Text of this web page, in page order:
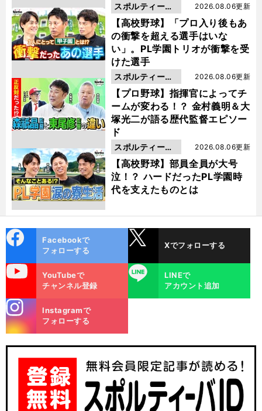
【高校野球】「プロ入り後もあ
の衝撃を超える選手はいな
い」。PL学園トリオが衝撃を受
けた選手
2026.08.06更新
スポルティーバ
動画
【プロ野球】指揮官によってチ
ームが変わる！？ 金村義明＆大
塚光二が語る歴代監督エピソー
ド
2026.08.06更新
スポルティーバ
動画
【高校野球】部員全員が大号
泣！？ ハードだったPL学園時
代を支えたものとは
2026.08.06更新
スポルティーバ
動画
ok
Facebookで
フォローする
Xでフォローする
YouTubeで
チャンネル登録
LINE
LINEで
アカウント追加
m
Instagramで
フォローする